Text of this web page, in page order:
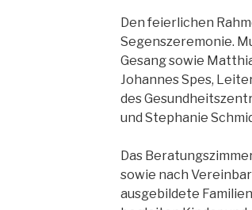
Den feierlichen
Segenszeremonie.
Gesang sowie
Johannes Spes,
des
und Stephanie
Das
sowie nach
ausgebildete